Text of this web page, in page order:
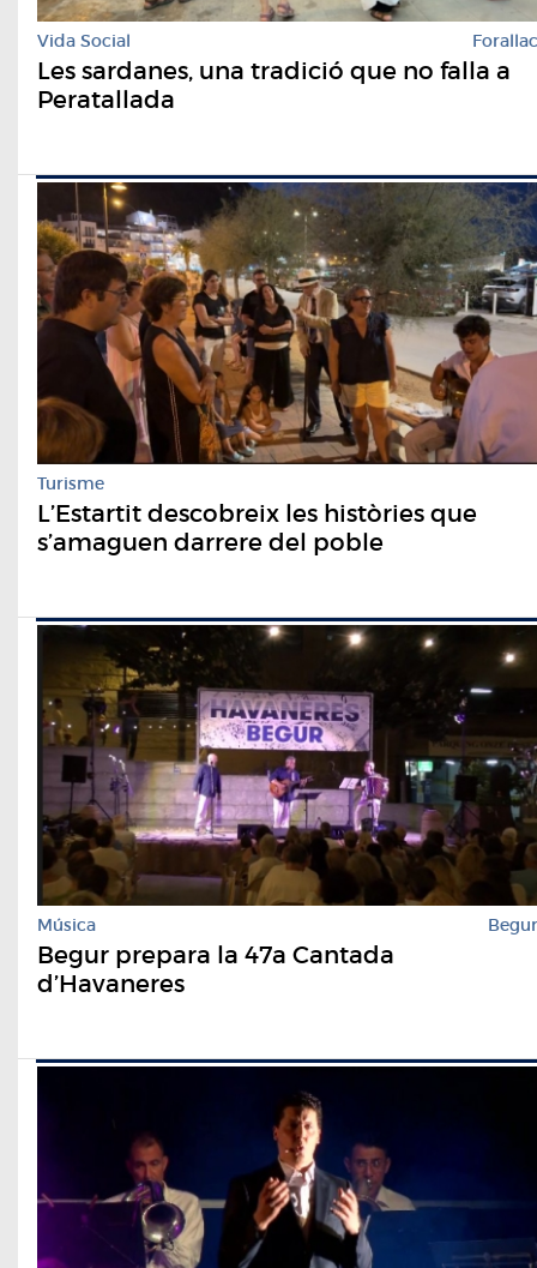
Vida Social Forallac
Les sardanes, una tradició que no falla a
Peratallada
Turisme
L’Estartit descobreix les històries que
s’amaguen darrere del poble
Música Begur
Begur prepara la 47a Cantada
d’Havaneres